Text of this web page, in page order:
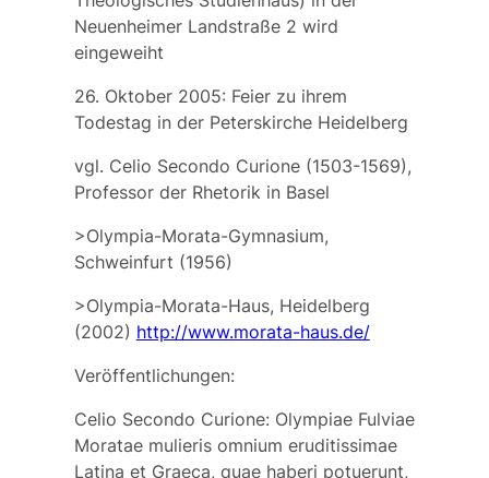
Neuenheimer Landstraße 2 wird
eingeweiht
26. Oktober 2005: Feier zu ihrem
Todestag in der Peterskirche Heidelberg
vgl. Celio Secondo Curione(1503-1569),
Professor der Rhetorik in Basel
>Olympia-Morata-Gymnasium,
Schweinfurt (1956)
>Olympia-Morata-Haus, Heidelberg
(2002) http://www.morata-haus.de/
Veröffentlichungen:
Celio Secondo Curione: Olympiae Fulviae
Moratae mulieris omnium eruditissimae
Latina et Graeca, quae haberi potuerunt,